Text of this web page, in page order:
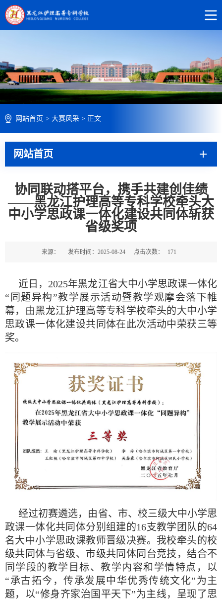
网站首页 > 大赛风采 > 正文
网站首页
协同联动搭平台，携手共建创佳绩​
——黑龙江护理高等专科学校牵头大
中小学思政课​一体化建设共同体斩获
省级奖项
来源： 发布时间：2025-08-24 点击次数： 171
近日，2025年黑龙江省大中小学思政课一体化
“同题异构”教学展示活动暨教学观摩会落下帷
幕，由黑龙江护理高等专科学校牵头的大中小学
思政课一体化建设共同体在此次活动中荣获三等
奖。
经过初赛遴选，由省、市、校三级大中小学思
政课一体化共同体分别组建的16支教学团队的64
名大中小学思政课教师晋级决赛。我校牵头的校
级共同体与省级、市级共同体同台竞技，结合不
同学段的教学目标、教学内容和学情特点，以
“承古拓今，传承发展中华优秀传统文化”为主
题，以“修身齐家治国平天下”为主线，呈现了思